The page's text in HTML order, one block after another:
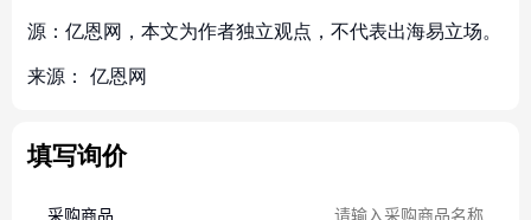
源：亿恩网，本文为作者独立观点，不代表出海易立场。
来源： 亿恩网
填写询价